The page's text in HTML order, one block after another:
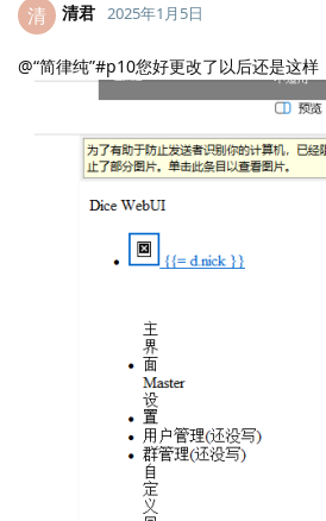
清 清君 2025年1月5日
@“简律纯”#p10您好更改了以后还是这